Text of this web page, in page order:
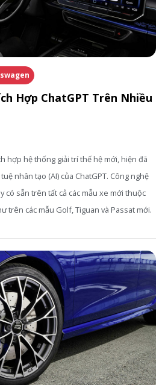
Hợp ChatGPT Trên Nhiều
hợp hệ thống giải trí thế hệ mới, hiện đã
nhân tạo (AI) của ChatGPT. Công nghệ
có sẵn trên tất cả các mẫu xe mới thuộc
trên các mẫu Golf, Tiguan và Passat mới.